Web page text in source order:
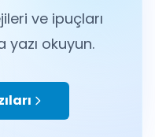
ve ipuçları
yazı okuyun.